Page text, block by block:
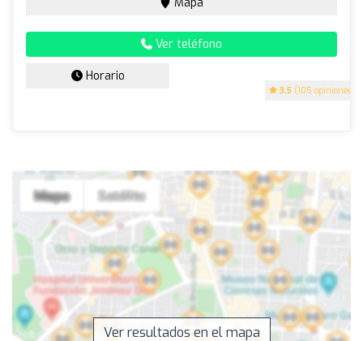
3.5 (105 opiniones)
Ver teléfono
Horario
Ver resultados en el mapa